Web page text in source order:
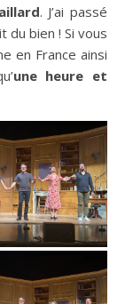
. J’ai passé
bien ! Si vous
en France ainsi
une heure et